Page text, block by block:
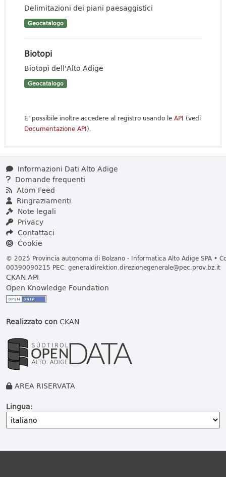
Delimitazioni dei piani paesaggistici
Geocatalogo
Biotopi
Biotopi dell'Alto Adige
Geocatalogo
E' possibile inoltre accedere al registro usando le API (vedi
Documentazione API).
Informazioni Dati Alto Adige
Domande frequenti
Atom Feed
Ringraziamenti
Note legali
Privacy
Contattaci
Cookie
© 2025 Provincia autonoma di Bolzano - Informatica Alto Adige SPA •
00390090215 PEC: generaldirektion.direzionegenerale@pec.prov.bz.it
CKAN API
Open Knowledge Foundation
Realizzato conCKAN
AREA RISERVATA
Lingua